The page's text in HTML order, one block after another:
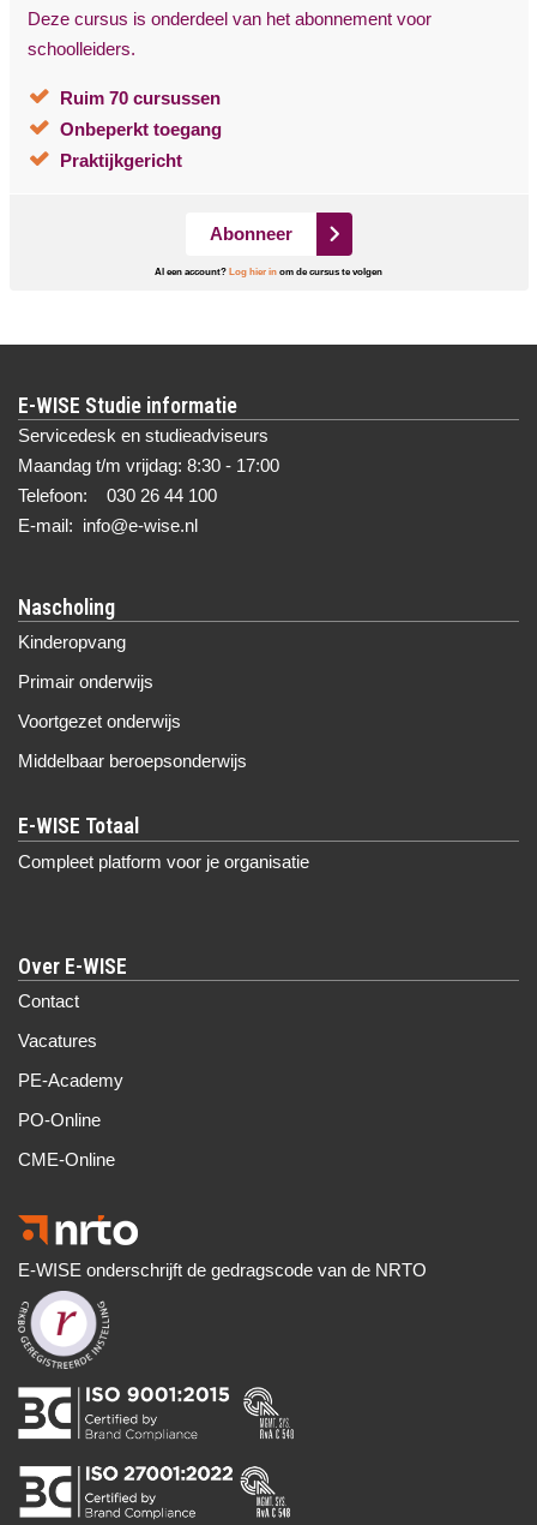
Deze cursus is onderdeel van het abonnement voor
schoolleiders.
Ruim 70 cursussen
Onbeperkt toegang
Praktijkgericht
Abonneer
Al een account? Log hier in om de cursus te volgen
E-WISE Studie informatie
Servicedesk en studieadviseurs
Maandag t/m vrijdag: 8:30 - 17:00
Telefoon: 030 26 44 100
E-mail: info@e-wise.nl
Nascholing
Kinderopvang
Primair onderwijs
Voortgezet onderwijs
Middelbaar beroepsonderwijs
Compleet platform voor je organisatie
Over E-WISE
Contact
Vacatures
PE-Academy
PO-Online
CME-Online
E-WISE onderschrijft de gedragscode van de NRTO